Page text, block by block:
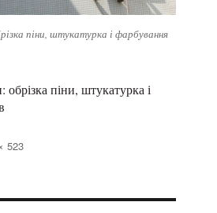
піни, штукатурка і фарбування
обрізка піни, штукатурка і
523